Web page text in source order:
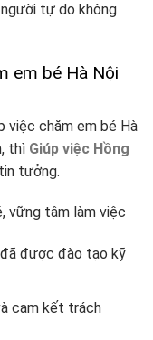
tự do không
em bé Hà Nội
việc chăm em bé Hà
thì Giúp việc Hồng
tưởng.
vững tâm làm việc
được đào tạo kỹ
cam kết trách